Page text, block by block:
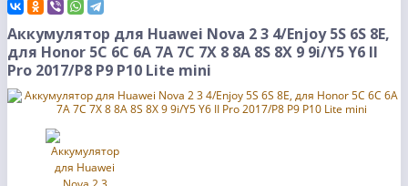
Аккумулятор для Huawei Nova 2 3 4/Enjoy 5S 6S 8E,
для Honor 5C 6C 6A 7A 7C 7X 8 8A 8S 8X 9 9i/Y5 Y6 II
Pro 2017/P8 P9 P10 Lite mini